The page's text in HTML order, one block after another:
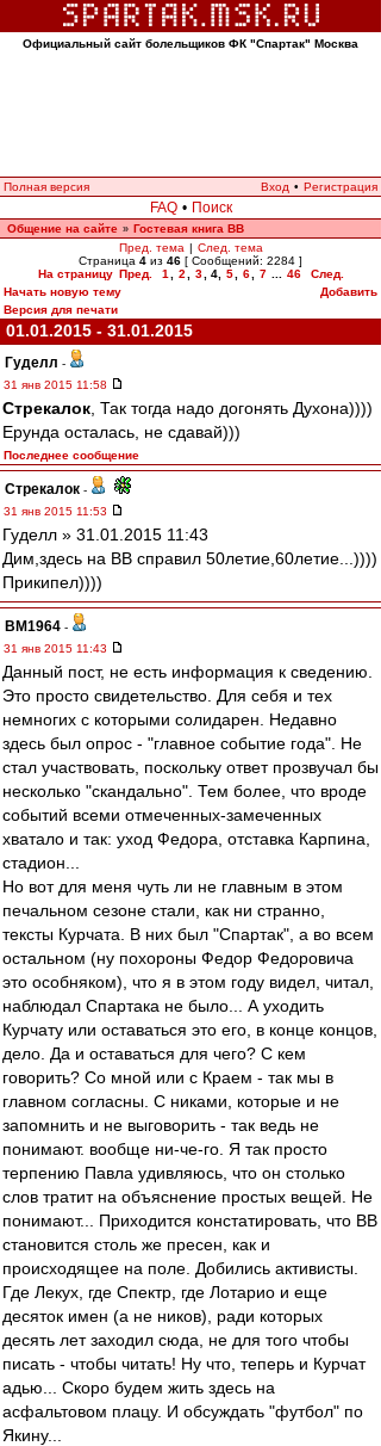
Официальный сайт болельщиков ФК "Спартак" Москва
Полная версия Вход • Регистрация
FAQ • Поиск
Общение на сайте » Гостевая книга ВВ
Пред. тема | След. тема
Страница 4 из 46 [ Сообщений: 2284 ]
На страницу Пред. 1 2 3 4, 5 6 7 46
След.
Начать новую тему
Добавить
Версия для печати
01.01.2015 - 31.01.2015
Гуделл -
31 янв 2015 11:58
Стрекалок , Так тогда надо догонять Духона))))
Ерунда осталась, не сдавай)))
Последнее сообщение
Стрекалок -
31 янв 2015 11:53
Гуделл » 31.01.2015 11:43
Дим,здесь на ВВ справил 50летие,60летие...))))
Прикипел))))
BM1964 -
31 янв 2015 11:43
Данный пост, не есть информация к сведению.
Это просто свидетельство. Для себя и тех
немногих с которыми солидарен. Недавно
здесь был опрос - "главное событие года". Не
стал участвовать, поскольку ответ прозвучал бы
несколько "скандально". Тем более, что вроде
событий всеми отмеченных-замеченных
хватало и так: уход Федора, отставка Карпина,
стадион...
Но вот для меня чуть ли не главным в этом
печальном сезоне стали, как ни странно,
тексты Курчата. В них был "Спартак", а во всем
остальном (ну похороны Федор Федоровича
это особняком), что я в этом году видел, читал,
наблюдал Спартака не было... А уходить
Курчату или оставаться это его, в конце концов,
дело. Да и оставаться для чего? С кем
говорить? Со мной или с Краем - так мы в
главном согласны. С никами, которые и не
запомнить и не выговорить - так ведь не
понимают. вообще ни-че-го. Я так просто
терпению Павла удивляюсь, что он столько
слов тратит на объяснение простых вещей. Не
понимают... Приходится констатировать, что ВВ
становится столь же пресен, как и
происходящее на поле. Добились активисты.
Где Лекух, где Спектр, где Лотарио и еще
десяток имен (а не ников), ради которых
десять лет заходил сюда, не для того чтобы
писать - чтобы читать! Ну что, теперь и Курчат
адью... Скоро будем жить здесь на
асфальтовом плацу. И обсуждать "футбол" по
Якину...